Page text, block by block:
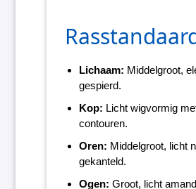
Lichaam: Middelgroot,
gespierd.
Kop: Licht wigvormig
contouren.
Oren: Middelgroot, licht
gekanteld.
Ogen: Groot, licht